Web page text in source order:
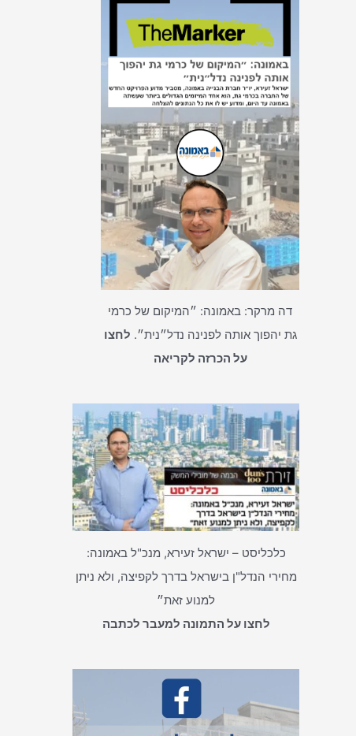
דה מרקר: באמונה: ״המיקום של כרמי
גת יהפוך אותה לפנינה נדל״נית״. לחצו
על הכרזה לקריאה
כלכליסט – ישראל זעירא, מנכ"ל באמונה:
מחירי הנדל"ן בישראל בדרך לקפיצה, ולא ניתן
למנוע זאת״
לחצו על התמונה למעבר לכתבה